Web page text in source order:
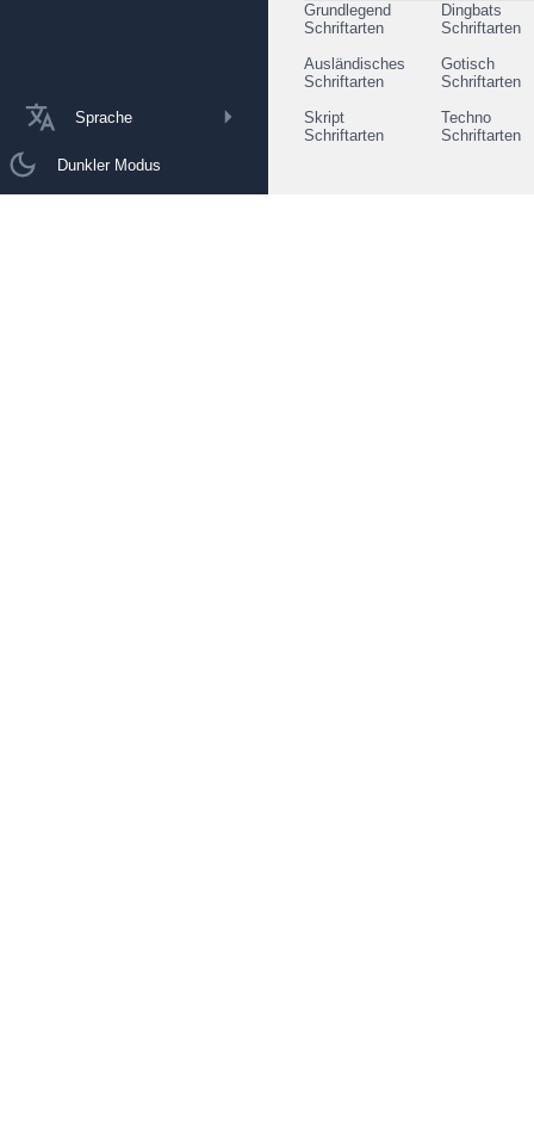
Sprache
Dunkler Modus
Grundlegend
Schriftarten
Dingbats
Schriftarten
Ausländisches
Schriftarten
Gotisch
Schriftarten
Skript
Schriftarten
Techno
Schriftarten